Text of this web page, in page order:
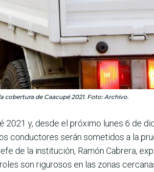
cobertura de Caacupé 2021. Foto: Archivo.
y, desde el próximo lunes 6 de
conductores serán sometidos a la
de la institución, Ramón Cabrera,
son rigurosos en las zonas